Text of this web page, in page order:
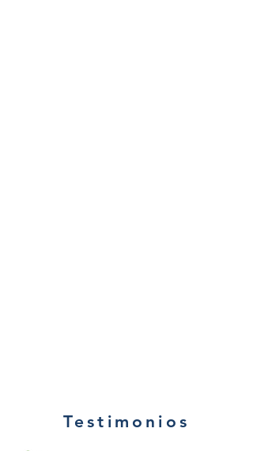
Testimonios